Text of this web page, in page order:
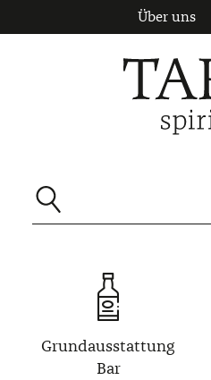
Zum Hauptinhalt springen
Über uns
Grundausstattung
Bar